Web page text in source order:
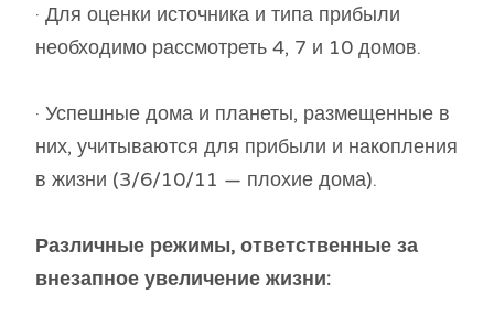
· Для оценки источника и типа прибыли
необходимо рассмотреть 4, 7 и 10 домов.
· Успешные дома и планеты, размещенные в
них, учитываются для прибыли и накопления
в жизни (3/6/10/11 — плохие дома).
Различные режимы, ответственные за
внезапное увеличение жизни: